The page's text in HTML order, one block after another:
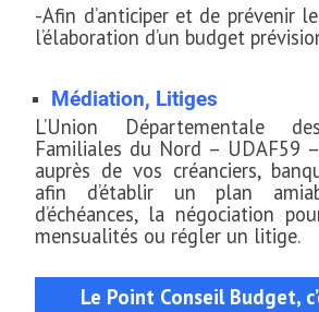
-Afin d’anticiper et de prévenir
l’élaboration d’un budget
Médiation, Litiges
L’Union Départementale
Familiales du Nord – UDAF59
auprès de vos créanciers,
afin d’établir un plan
d’échéances, la négociation
mensualités ou régler un litige.
Le Point Conseil Budget,